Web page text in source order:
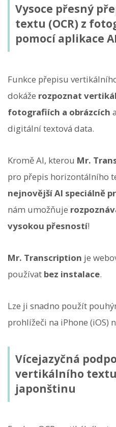
Vysoce přesný
textu (OCR) z
pomocí aplikace
Funkce přepisu
dokáže rozpoznat
fotografiích a obrázcích
digitální textová data.
Kromě AI, kterou Mr.
pro přepis horizontálního
nejnovější AI speciálně
nám umožňuje
vysokou přesností!
Mr. Transcription je
používat bez instalace.
Lze ji snadno použít
prohlížeči na iPhone (iOS)
Vícejazyčná
vertikálního
japonštinu